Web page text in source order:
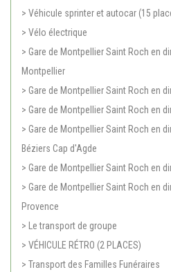
> Véhicule sprinter et autocar (15
> Vélo électrique
> Gare de Montpellier Saint Roch en
Montpellier
> Gare de Montpellier Saint Roch en
> Gare de Montpellier Saint Roch en
> Gare de Montpellier Saint Roch en
Béziers Cap d'Agde
> Gare de Montpellier Saint Roch en
> Gare de Montpellier Saint Roch en
Provence
> Le transport de groupe
> VÉHICULE RÉTRO (2 PLACES)
> Transport des Familles Funéraires